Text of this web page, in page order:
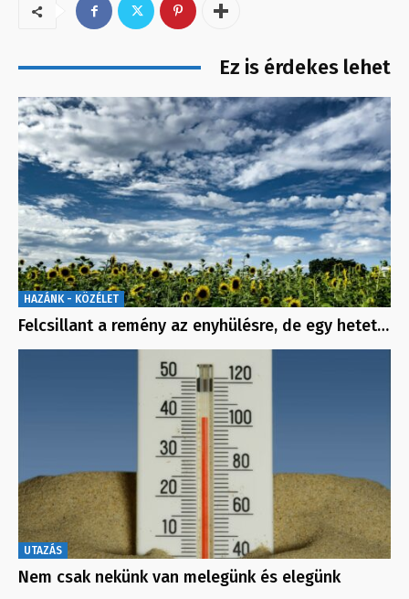
Ez is érdekes lehet
HAZÁNK - KÖZÉLET
Felcsillant a remény az enyhülésre, de egy hetet…
UTAZÁS
Nem csak nekünk van melegünk és elegünk